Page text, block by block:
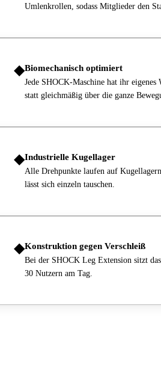
Umlenkrollen, sodass Mitglieder den
◆Biomechanisch optimiert
Jede SHOCK-Maschine hat ihr
statt gleichmäßig über die ganze
◆Industrielle Kugellager
Alle Drehpunkte laufen auf
lässt sich einzeln tauschen.
◆Konstruktion gegen Verschleiß
Bei der SHOCK Leg Extension sitzt
30 Nutzern am Tag.